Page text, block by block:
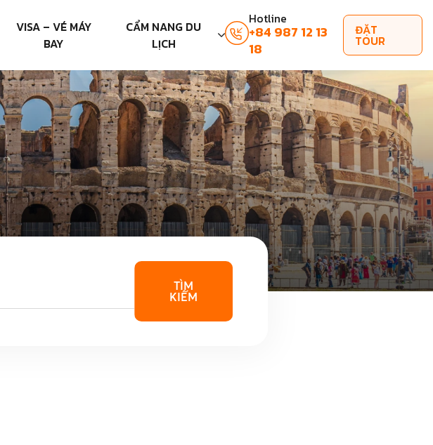
VISA – VÉ MÁY
BAY
CẨM NANG DU
LỊCH
Hotline
+84 987 12 13
18
ĐẶT
TOUR
TÌM
KIẾM